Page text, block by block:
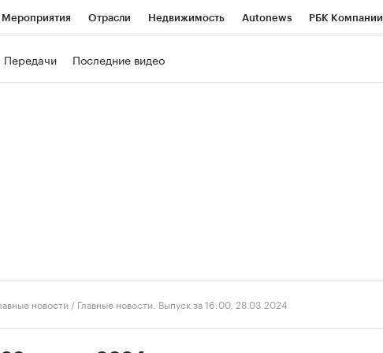
Мероприятия Отрасли Недвижимость Autonews РБК Компании
Передачи Последние видео
новости / Главные новости. Выпуск за 16:00, 28.03.2024